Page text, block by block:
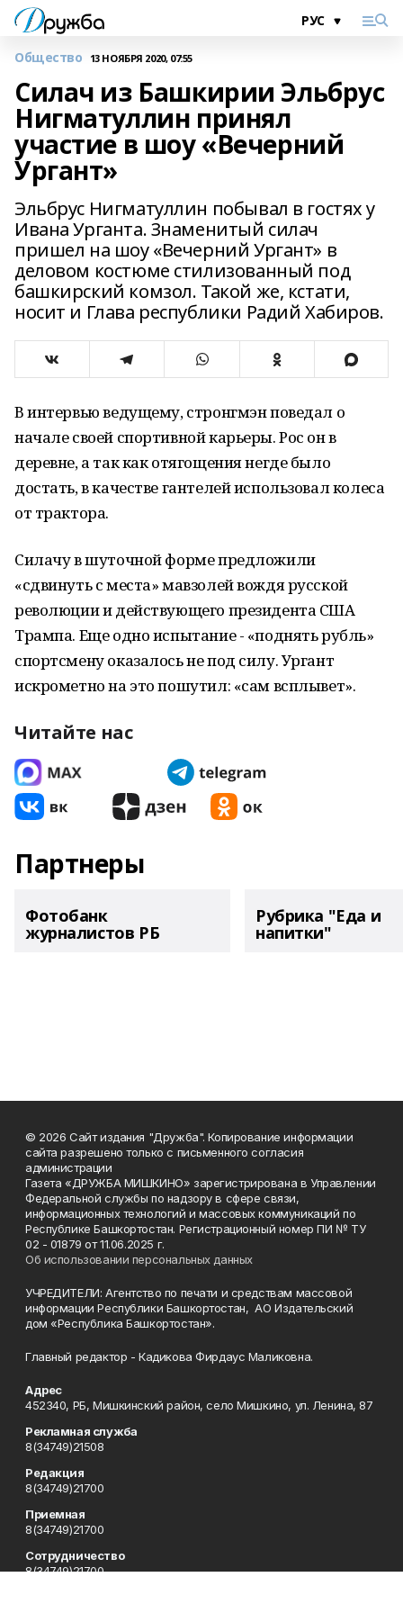
Общество 13 НОЯБРЯ 2020, 07:55
Силач из Башкирии Эльбрус
Нигматуллин принял
участие в шоу «Вечерний
Ургант»
Эльбрус Нигматуллин побывал в гостях у
Ивана Урганта. Знаменитый силач
пришел на шоу «Вечерний Ургант» в
деловом костюме стилизованный под
башкирский комзол. Такой же, кстати,
носит и Глава республики Радий Хабиров.
В интервью ведущему, стронгмэн поведал о
начале своей спортивной карьеры. Рос он в
деревне, а так как отягощения негде было
достать, в качестве гантелей использовал колеса
от трактора.
Силачу в шуточной форме предложили
«сдвинуть с места» мавзолей вождя русской
революции и действующего президента США
Трампа. Еще одно испытание - «поднять рубль»
спортсмену оказалось не под силу. Ургант
искрометно на это пошутил: «сам всплывет».
Читайте нас
Партнеры
Фотобанк
журналистов РБ
Рубрика "Еда и
напитки"
© 2026 Сайт издания "Дружба". Копирование информации
сайта разрешено только с письменного согласия
администрации
Газета «ДРУЖБА МИШКИНО» зарегистрирована в Управлении
Федеральной службы по надзору в сфере связи,
информационных технологий и массовых коммуникаций по
Республике Башкортостан. Регистрационный номер ПИ № ТУ
02 - 01879 от 11.06.2025 г.
Об использовании персональных данных
УЧРЕДИТЕЛИ: Агентство по печати и средствам массовой
информации Республики Башкортостан, АО Издательский
дом «Республика Башкортостан».
Главный редактор - Кадикова Фирдаус Маликовна.
Адрес
452340, РБ, Мишкинский район, село Мишкино, ул. Ленина, 87
Рекламная служба
8(34749)21508
Редакция
8(34749)21700
Приемная
8(34749)21700
Сотрудничество
8(34749)21700